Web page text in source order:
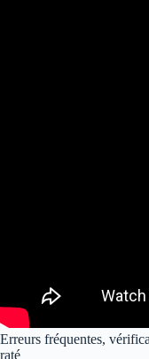
Erreurs fréquentes,
raté